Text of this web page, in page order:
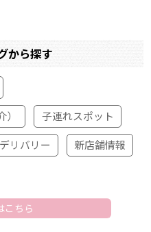
から探す
子連れスポット
リバリー
新店舗情報
こちら